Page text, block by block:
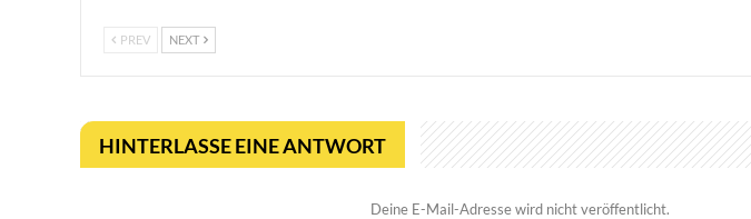
PREV NEXT
HINTERLASSE EINE ANTWORT
Deine E-Mail-Adresse wird nicht veröffentlicht.